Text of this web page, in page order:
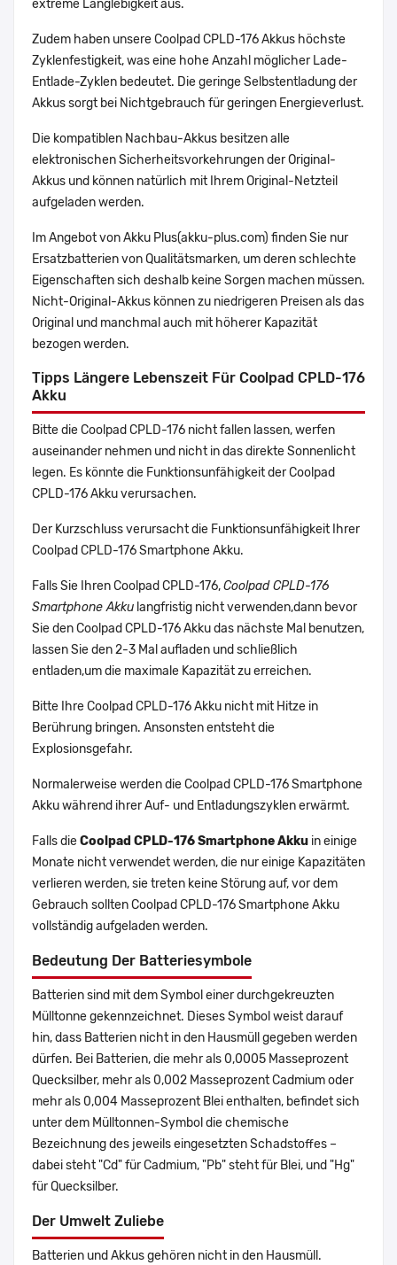
extreme Langlebigkeit aus.
Zudem haben unsere Coolpad CPLD-176 Akkus höchste
Zyklenfestigkeit, was eine hohe Anzahl möglicher Lade-
Entlade-Zyklen bedeutet. Die geringe Selbstentladung der
Akkus sorgt bei Nichtgebrauch für geringen Energieverlust.
Die kompatiblen Nachbau-Akkus besitzen alle
elektronischen Sicherheitsvorkehrungen der Original-
Akkus und können natürlich mit Ihrem Original-Netzteil
aufgeladen werden.
Im Angebot von Akku Plus(akku-plus.com) finden Sie nur
Ersatzbatterien von Qualitätsmarken, um deren schlechte
Eigenschaften sich deshalb keine Sorgen machen müssen.
Nicht-Original-Akkus können zu niedrigeren Preisen als das
Original und manchmal auch mit höherer Kapazität
bezogen werden.
Tipps Längere Lebenszeit Für Coolpad CPLD-176
Akku
Bitte die Coolpad CPLD-176 nicht fallen lassen, werfen
auseinander nehmen und nicht in das direkte Sonnenlicht
legen. Es könnte die Funktionsunfähigkeit der Coolpad
CPLD-176 Akku verursachen.
Der Kurzschluss verursacht die Funktionsunfähigkeit Ihrer
Coolpad CPLD-176 Smartphone Akku.
Falls Sie Ihren Coolpad CPLD-176,Coolpad CPLD-176
Smartphone Akku langfristig nicht verwenden,dann bevor
Sie den Coolpad CPLD-176 Akku das nächste Mal benutzen,
lassen Sie den 2-3 Mal aufladen und schließlich
entladen,um die maximale Kapazität zu erreichen.
Bitte Ihre Coolpad CPLD-176 Akku nicht mit Hitze in
Berührung bringen. Ansonsten entsteht die
Explosionsgefahr.
Normalerweise werden die Coolpad CPLD-176 Smartphone
Akku während ihrer Auf- und Entladungszyklen erwärmt.
Falls dieCoolpad CPLD-176 Smartphone Akku in einige
Monate nicht verwendet werden, die nur einige Kapazitäten
verlieren werden, sie treten keine Störung auf, vor dem
Gebrauch sollten Coolpad CPLD-176 Smartphone Akku
vollständig aufgeladen werden.
Bedeutung Der Batteriesymbole
Batterien sind mit dem Symbol einer durchgekreuzten
Mülltonne gekennzeichnet. Dieses Symbol weist darauf
hin, dass Batterien nicht in den Hausmüll gegeben werden
dürfen. Bei Batterien, die mehr als 0,0005 Masseprozent
Quecksilber, mehr als 0,002 Masseprozent Cadmium oder
mehr als 0,004 Masseprozent Blei enthalten, befindet sich
unter dem Mülltonnen-Symbol die chemische
Bezeichnung des jeweils eingesetzten Schadstoffes –
dabei steht "Cd" für Cadmium, "Pb" steht für Blei, und "Hg"
für Quecksilber.
Der Umwelt Zuliebe
Batterien und Akkus gehören nicht in den Hausmüll.